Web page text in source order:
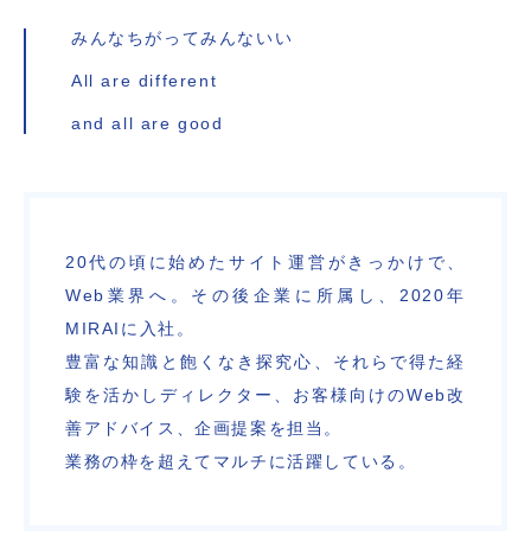
みんなちがってみんないい
All are different
and all are good
20代の頃に始めたサイト運営がきっかけで、
Web業界へ。その後企業に所属し、2020年
MIRAIに入社。
豊富な知識と飽くなき探究心、それらで得た経
験を活かしディレクター、お客様向けのWeb改
善アドバイス、企画提案を担当。
業務の枠を超えてマルチに活躍している。